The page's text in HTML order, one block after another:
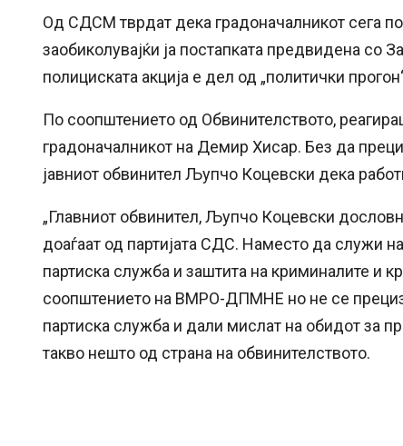
Од СДСМ тврдат дека градоначалникот сега
заобиколувајќи ја постапката предвидена со
полициската акција е дел од „политички
По соопштението од Обвинителството,
градоначалникот на Демир Хисар. Без да
јавниот обвинител Љупчо Коцевски дека
„Главниот обвинител, Љупчо Коцевски
доаѓаат од партијата СДС. Наместо да служи
партиска служба и заштита на криминалите и
соопштението на ВМРО-ДПМНЕ но не се
партиска служба и дали мислат на обидот за
такво нешто од страна на обвинителството.